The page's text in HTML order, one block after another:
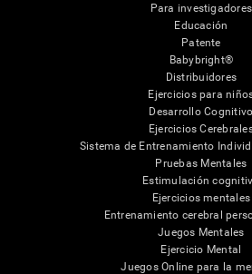
Para investigadores
Educación
Patente
Babybright®
Distribuidores
Ejercicios para
Desarrollo Cognitivo
Ejercicios
Sistema de Entrenamiento
Pruebas Mentales
Estimulación
Ejercicios mentales
Entrenamiento cerebral
Juegos Mentales
Ejercicio Mental
Juegos Online para la